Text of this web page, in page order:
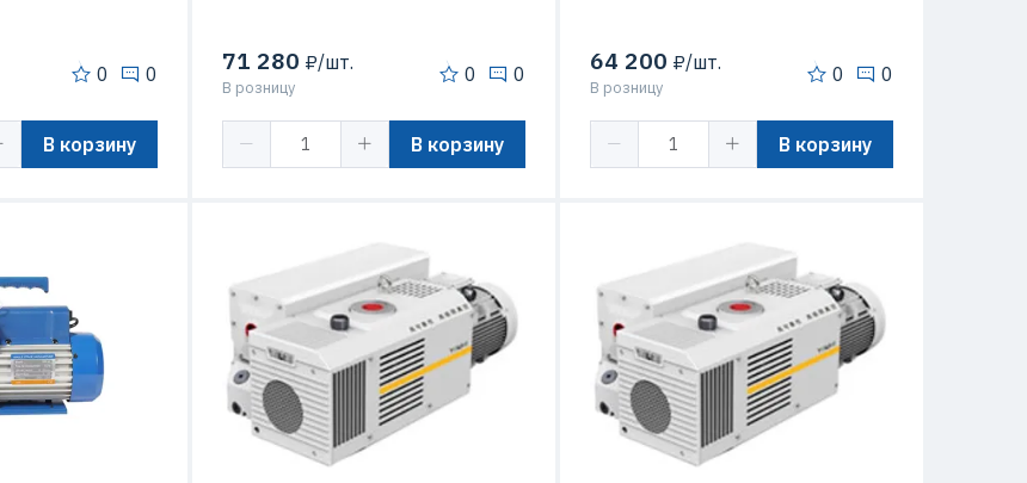
0 0
В корзину
71 280 ₽/шт.
В розницу
0 0
В корзину
64 200 ₽/шт.
В розницу
0 0
В корзину